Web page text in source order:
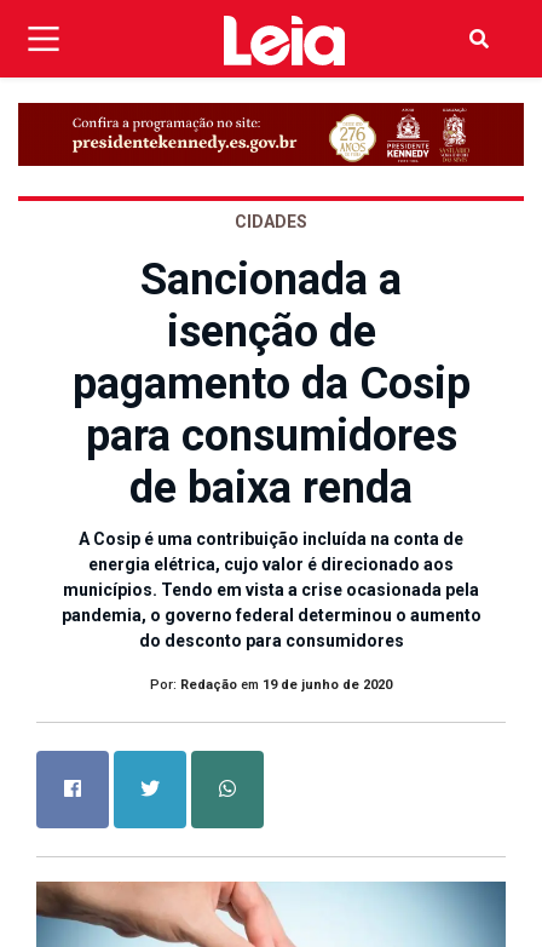
CIDADES
Sancionada a
isenção de
pagamento da Cosip
para consumidores
de baixa renda
A Cosip é uma contribuição incluída na conta de
energia elétrica, cujo valor é direcionado aos
municípios. Tendo em vista a crise ocasionada pela
pandemia, o governo federal determinou o aumento
do desconto para consumidores
Por: Redação em 19 de junho de 2020